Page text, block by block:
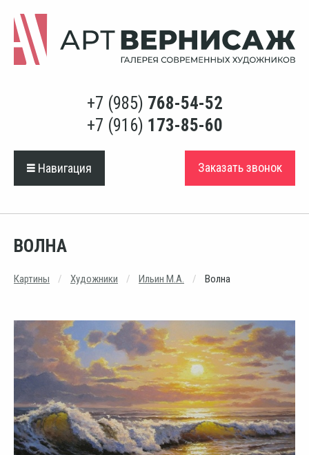
+7 (985) 768-54-52
+7 (916) 173-85-60
Навигация Заказать звонок
ВОЛНА
Картины Художники Ильин М.А. Волна